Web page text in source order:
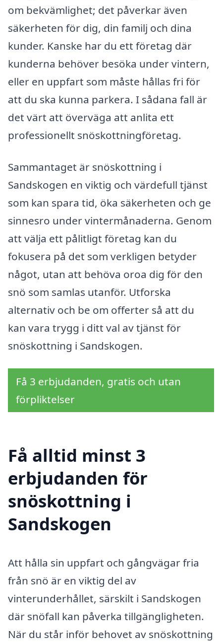
om bekvämlighet; det påverkar även
säkerheten för dig, din familj och dina
kunder. Kanske har du ett företag där
kunderna behöver besöka under vintern,
eller en uppfart som måste hållas fri för
att du ska kunna parkera. I sådana fall är
det värt att överväga att anlita ett
professionellt snöskottningföretag.
Sammantaget är snöskottning i
Sandskogen en viktig och värdefull tjänst
som kan spara tid, öka säkerheten och ge
sinnesro under vintermånaderna. Genom
att välja ett pålitligt företag kan du
fokusera på det som verkligen betyder
något, utan att behöva oroa dig för den
snö som samlas utanför. Utforska
alternativ och be om offerter så att du
kan vara trygg i ditt val av tjänst för
snöskottning i Sandskogen.
Få 3 erbjudanden, gratis och utan
förpliktelser
Få alltid minst 3
erbjudanden för
snöskottning i
Sandskogen
Att hålla sin uppfart och gångvägar fria
från snö är en viktig del av
vinterunderhållet, särskilt i Sandskogen
där snöfall kan påverka tillgängligheten.
När du står inför behovet av snöskottning